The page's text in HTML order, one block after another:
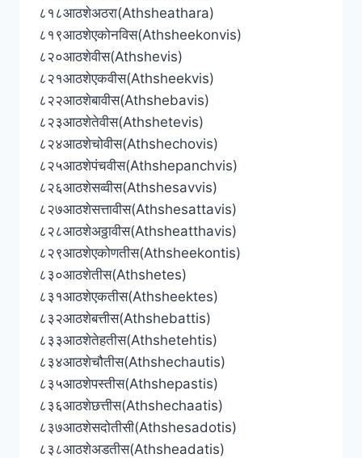
८१८आठशेअठरा(Athsheathara)
८१९आठशेएकोनविस(Athsheekonvis)
८२०आठशेवीस(Athshevis)
८२१आठशेएकवीस(Athsheekvis)
८२२आठशेबावीस(Athshebavis)
८२३आठशेतेवीस(Athshetevis)
८२४आठशेचोवीस(Athshechovis)
८२५आठशेपंचवीस(Athshepanchvis)
८२६आठशेसव्वीस(Athshesavvis)
८२७आठशेसत्तावीस(Athshesattavis)
८२८आठशेअठ्ठावीस(Athsheatthavis)
८२९आठशेएकोणतीस(Athsheekontis)
८३०आठशेतीस(Athshetes)
८३१आठशेएकतीस(Athsheektes)
८३२आठशेबत्तीस(Athshebattis)
८३३आठशेतेहतीस(Athshetehtis)
८३४आठशेचौतीस(Athshechautis)
८३५आठशेपस्तीस(Athshepastis)
८३६आठशेछत्तीस(Athshechaatis)
८३७आठशेसदोतीसी(Athshesadotis)
८३८आठशेअडतीस(Athsheadatis)